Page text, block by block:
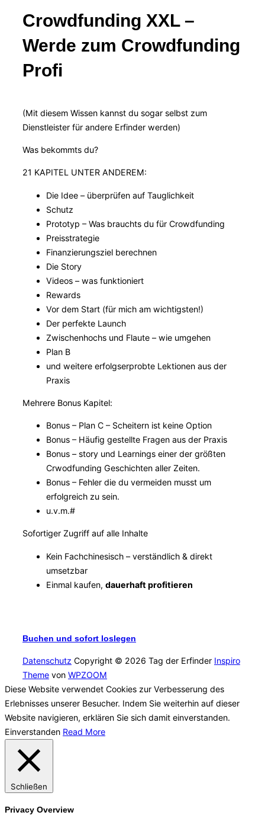
Crowdfunding XXL –
Werde zum Crowdfunding
Profi
(Mit diesem Wissen kannst du sogar selbst zum
Dienstleister für andere Erfinder werden)
Was bekommts du?
21 KAPITEL UNTER ANDEREM:
Die Idee – überprüfen auf Tauglichkeit
Schutz
Prototyp – Was brauchts du für Crowdfunding
Preisstrategie
Finanzierungsziel berechnen
Die Story
Videos – was funktioniert
Rewards
Vor dem Start (für mich am wichtigsten!)
Der perfekte Launch
Zwischenhochs und Flaute – wie umgehen
Plan B
und weitere erfolgserprobte Lektionen aus der
Praxis
Mehrere Bonus Kapitel:
Bonus – Plan C – Scheitern ist keine Option
Bonus – Häufig gestellte Fragen aus der Praxis
Bonus – story und Learnings einer der größten
Crwodfunding Geschichten aller Zeiten.
Bonus – Fehler die du vermeiden musst um
erfolgreich zu sein.
u.v.m.#
Sofortiger Zugriff auf alle Inhalte
Kein Fachchinesisch – verständlich & direkt
umsetzbar
Einmal kaufen, dauerhaft profitieren
Buchen und sofort loslegen
Datenschutz Copyright © 2026 Tag der Erfinder Inspiro
Theme von WPZOOM
Diese Website verwendet Cookies zur Verbesserung des
Erlebnisses unserer Besucher. Indem Sie weiterhin auf dieser
Website navigieren, erklären Sie sich damit einverstanden.
Einverstanden Read More
Schließen
Privacy Overview